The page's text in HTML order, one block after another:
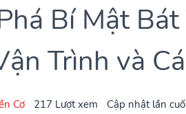
Bí Mật
Trình và
Cơ 217 Lượt xem Cập nhật lần